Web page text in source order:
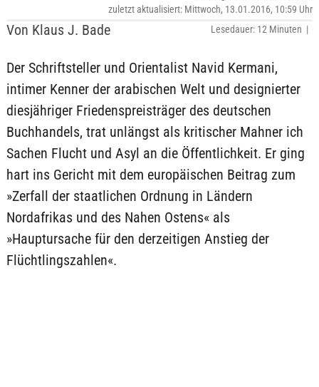
Von Klaus J. Bade
zuletzt aktualisiert: Mittwoch, 13.01.2016, 10:59 Uhr
Lesedauer: 12 Minuten |
Der Schriftsteller und Orientalist Navid Kermani,
intimer Kenner der arabischen Welt und designierter
diesjähriger Friedenspreisträger des deutschen
Buchhandels, trat unlängst als kritischer Mahner ich
Sachen Flucht und Asyl an die Öffentlichkeit. Er ging
hart ins Gericht mit dem europäischen Beitrag zum
»Zerfall der staatlichen Ordnung in Ländern
Nordafrikas und des Nahen Ostens« als
»Hauptursache für den derzeitigen Anstieg der
Flüchtlingszahlen«.